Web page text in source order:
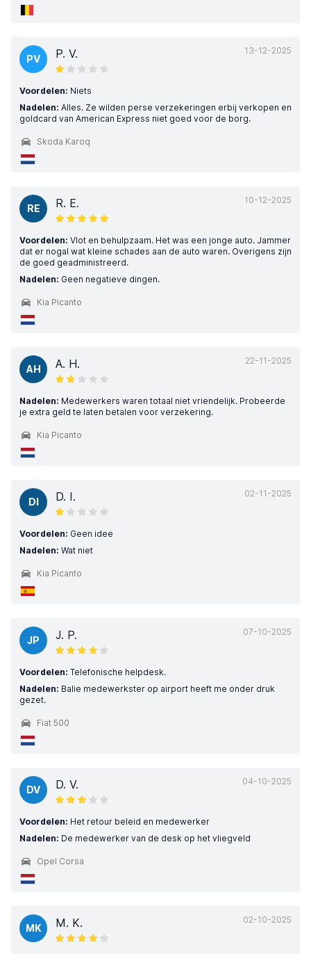
13-12-2025
PV P. V.
Voordelen: Niets
Nadelen: Alles. Ze wilden perse verzekeringen erbij verkopen en
goldcard van American Express niet goed voor de borg.
Skoda Karoq
10-12-2025
RE R. E.
Voordelen: Vlot en behulpzaam. Het was een jonge auto. Jammer
dat er nogal wat kleine schades aan de auto waren. Overigens zijn
de goed geadministreerd.
Nadelen: Geen negatieve dingen.
Kia Picanto
22-11-2025
AH A. H.
Nadelen: Medewerkers waren totaal niet vriendelijk. Probeerde
je extra geld te laten betalen voor verzekering.
Kia Picanto
02-11-2025
DI D. I.
Voordelen: Geen idee
Nadelen: Wat niet
Kia Picanto
07-10-2025
JP J. P.
Voordelen: Telefonische helpdesk.
Nadelen: Balie medewerkster op airport heeft me onder druk
gezet.
Fiat 500
04-10-2025
DV D. V.
Voordelen: Het retour beleid en medewerker
Nadelen: De medewerker van de desk op het vliegveld
Opel Corsa
02-10-2025
MK M. K.